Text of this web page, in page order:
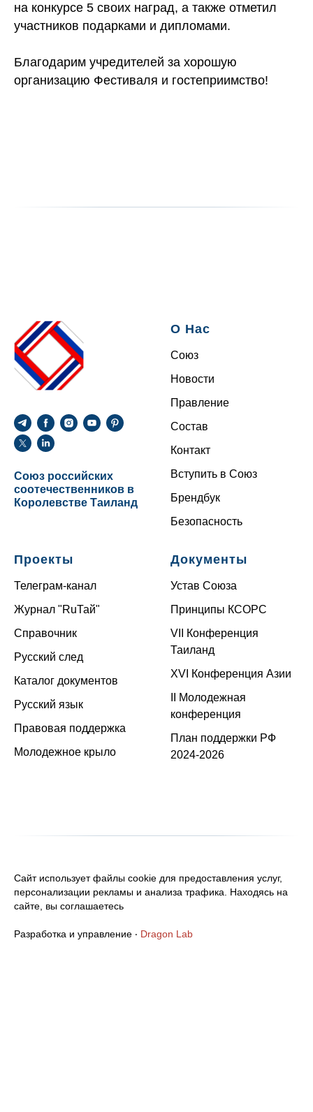
на конкурсе 5 своих наград, а также отметил
участников подарками и дипломами.
Благодарим учредителей за хорошую
организацию Фестиваля и гостеприимство!
Союз российских
соотечественников в
Королевстве Таиланд
О Нас
Союз
Новости
Правление
Состав
Контакт
Вступить в Союз
Брендбук
Безопасность
Проекты
Телеграм-канал
Журнал "RuТай"
Справочник
Русский след
Каталог документов
Русский язык
Правовая поддержка
Молодежное крыло
Документы
Устав Союза
Принципы КСОРС
VII Конференция
Таиланд
XVI Конференция Азии
II Молодежная
конференция
План поддержки РФ
2024-2026
Сайт использует файлы cookie для предоставления услуг,
персонализации рекламы и анализа трафика. Находясь на
сайте, вы соглашаетесь
Разработка и управление ‧ Dragon Lab